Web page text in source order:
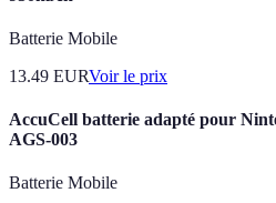
Batterie Mobile
13.49 EURVoir le prix
AccuCell batterie adapté pour
AGS-003
Batterie Mobile